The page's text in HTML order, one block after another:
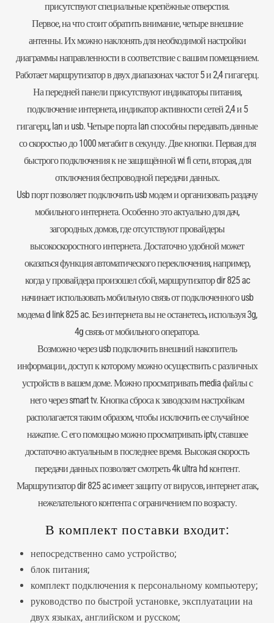
присутствуют специальные крепёжные отверстия.
Первое, на что стоит обратить внимание, четыре внешние
антенны. Их можно наклонять для необходимой настройки
диаграммы направленности в соответствие с вашим помещением.
Работаетмаршрутизаторв двух диапазонах частот 5 и 2,4 гигагерц.
На передней панели присутствуют индикаторы питания,
подключение интернета, индикатор активности сетей 2,4 и 5
гигагерц, lan и usb. Четыре порта lan способны передавать данные
со скоростью до 1000 мегабит в секунду. Две кнопки. Первая для
быстрого подключения к не защищённой wi fi сети, вторая, для
отключения беспроводной передачи данных.
Usb порт позволяет подключитьusb модеми организовать раздачу
мобильного интернета. Особенно это актуально для дач,
загородных домов, где отсутствуют провайдеры
высокоскоростного интернета. Достаточно удобной может
оказаться функция автоматического переключения, например,
когда у провайдера произошел сбой, маршрутизатор dir 825 ac
начинает использовать мобильную связь от подключенного usb
модема d link 825 ac. Без интернета вы не останетесь, используя 3g,
4g связь от мобильного оператора.
Возможно через usb подключить внешний накопитель
информации, доступ к которому можно осуществить с различных
устройств в вашем доме. Можно просматривать media файлы с
него через smart tv. Кнопка сброса к заводским настройкам
располагается таким образом, чтобы исключить ее случайное
нажатие. С его помощью можно просматривать iptv, ставшее
достаточно актуальным в последнее время. Высокая скорость
передачи данных позволяет смотреть 4k ultra hd контент.
Маршрутизатор dir 825 ac имеет защиту от вирусов, интернет атак,
нежелательного контента с ограничением по возрасту.
В комплект поставки входит:
непосредственно само устройство;
блок питания;
комплект подключения к персональному компьютеру;
руководство по быстрой установке, эксплуатации на
двух языках, английском и русском;